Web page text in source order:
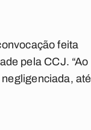
feita
pela CCJ. “Ao
até